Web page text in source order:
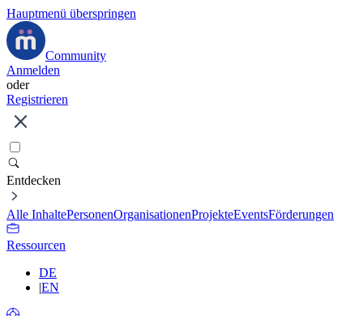
Hauptmenü überspringen
Community
Anmelden
oder
Registrieren
Entdecken
Alle InhaltePersonenOrganisationenProjekteEventsFörderungen
Ressourcen
DE
|EN